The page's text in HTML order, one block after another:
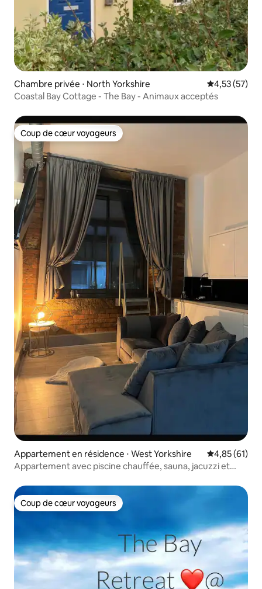
Chambre privée ⋅ North Yorkshire Évaluation
4,53 (57)
Coastal Bay Cottage - The Bay - Animaux acceptés
Coup de cœur voyageurs
Coup de cœur voyageurs
Appartement en résidence ⋅ West Yorkshire Évaluation
4,85 (61)
Appartement avec piscine chauffée, sauna, jacuzzi et
Coup de cœur voyageurs
Coup de cœur voyageurs